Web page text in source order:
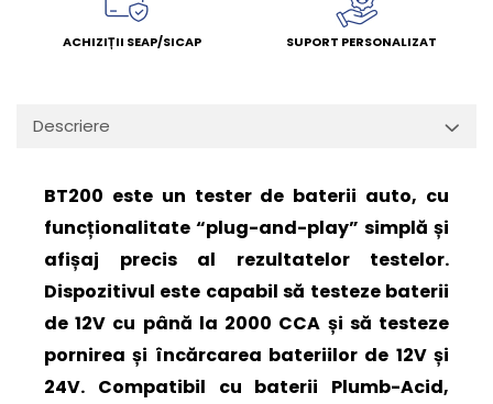
ACHIZIȚII SEAP/SICAP SUPORT PERSONALIZAT
Descriere
BT200 este un tester de baterii auto, cu
funcționalitate “plug-and-play” simplă și
afișaj precis al rezultatelor testelor.
Dispozitivul este capabil să testeze baterii
de 12V cu până la 2000 CCA și să testeze
pornirea și încărcarea bateriilor de 12V și
24V. Compatibil cu baterii Plumb-Acid,